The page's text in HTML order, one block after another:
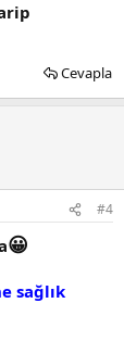
Cevapla
#4
😀
sağlık